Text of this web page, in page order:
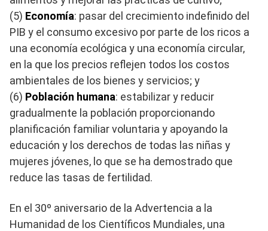
(5) Economía: pasar del crecimiento indefinido del
PIB y el consumo excesivo por parte de los ricos a
una economía ecológica y una economía circular,
en la que los precios reflejen todos los costos
ambientales de los bienes y servicios; y
(6) Población humana: estabilizar y reducir
gradualmente la población proporcionando
planificación familiar voluntaria y apoyando la
educación y los derechos de todas las niñas y
mujeres jóvenes, lo que se ha demostrado que
reduce las tasas de fertilidad.
En el 30º aniversario de la Advertencia a la
Humanidad de los Científicos Mundiales, una